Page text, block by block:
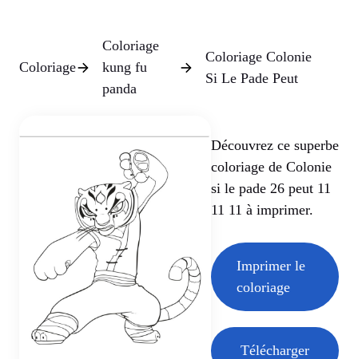
Coloriage
Coloriage
kung fu
panda
Coloriage Colonie
Si Le Pade Peut
Découvrez ce superbe
coloriage de Colonie
si le pade 26 peut 11
11 11 à imprimer.
Imprimer le
coloriage
Télécharger